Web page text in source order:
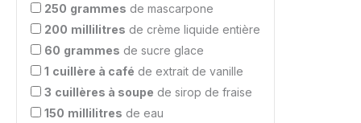
250 grammes de mascarpone
200 millilitres de crème liquide entière
60 grammes de sucre glace
1 cuillère à café de extrait de vanille
3 cuillères à soupe de sirop de fraise
150 millilitres de eau